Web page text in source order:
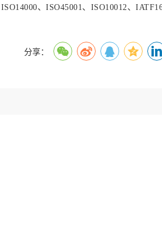
、ISO45001、ISO10012、
分享：